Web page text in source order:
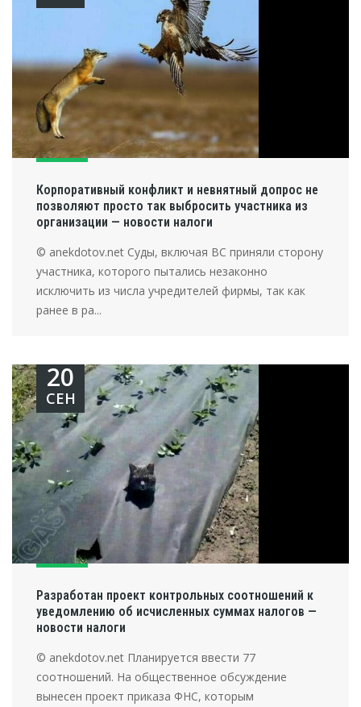
Корпоративный конфликт и невнятный допрос не
позволяют просто так выбросить участника из
организации — новости налоги
© anekdotov.net Суды, включая ВС приняли сторону
участника, которого пытались незаконно
исключить из числа учредителей фирмы, так как
ранее в ра...
Разработан проект контрольных соотношений к
уведомлению об исчисленных суммах налогов —
новости налоги
20
СЕН
© anekdotov.net Планируется ввести 77
соотношений. На общественное обсуждение
вынесен проект приказа ФНС, которым